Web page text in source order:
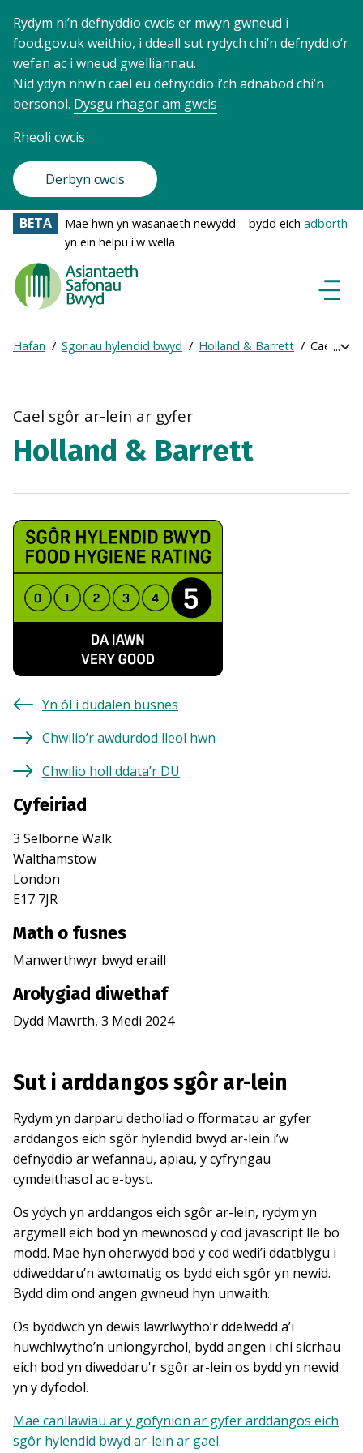
Rydym ni’n defnyddio cwcis er mwyn gwneud i
food.gov.uk weithio, i ddeall sut rydych chi’n defnyddio’r
wefan ac i wneud gwelliannau.
Nid ydyn nhw’n cael eu defnyddio i’ch adnabod chi’n
bersonol. Dysgu rhagor am gwcis
Rheoli cwcis
Derbyn cwcis
BETA Mae hwn yn wasanaeth newydd – bydd eich adborth
yn ein helpu i'w wella
Food
Standards
Agency
Frontpage
Breadcrumb
Hafan Sgoriau hylendid bwyd Holland & Barrett Cael
Cael sgôr ar-lein ar gyfer
Holland & Barrett
Yn ôl i dudalen busnes
Chwilio’r awdurdod lleol hwn
Chwilio holl ddata’r DU
Cyfeiriad
3 Selborne Walk
Walthamstow
London
E17 7JR
Math o fusnes
Manwerthwyr bwyd eraill
Arolygiad diwethaf
Dydd Mawrth, 3 Medi 2024
Sut i arddangos sgôr ar-lein
Rydym yn darparu detholiad o fformatau ar gyfer
arddangos eich sgôr hylendid bwyd ar-lein i’w
defnyddio ar wefannau, apiau, y cyfryngau
cymdeithasol ac e-byst.
Os ydych yn arddangos eich sgôr ar-lein, rydym yn
argymell eich bod yn mewnosod y cod javascript lle bo
modd. Mae hyn oherwydd bod y cod wedi’i ddatblygu i
ddiweddaru’n awtomatig os bydd eich sgôr yn newid.
Bydd dim ond angen gwneud hyn unwaith.
Os byddwch yn dewis lawrlwytho’r ddelwedd a’i
huwchlwytho’n uniongyrchol, bydd angen i chi sicrhau
eich bod yn diweddaru'r sgôr ar-lein os bydd yn newid
yn y dyfodol.
Mae canllawiau ar y gofynion ar gyfer arddangos eich
sgôr hylendid bwyd ar-lein ar gael.